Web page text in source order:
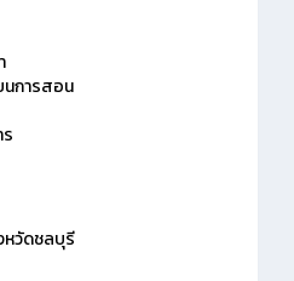
นการสอน
หวัดชลบุรี